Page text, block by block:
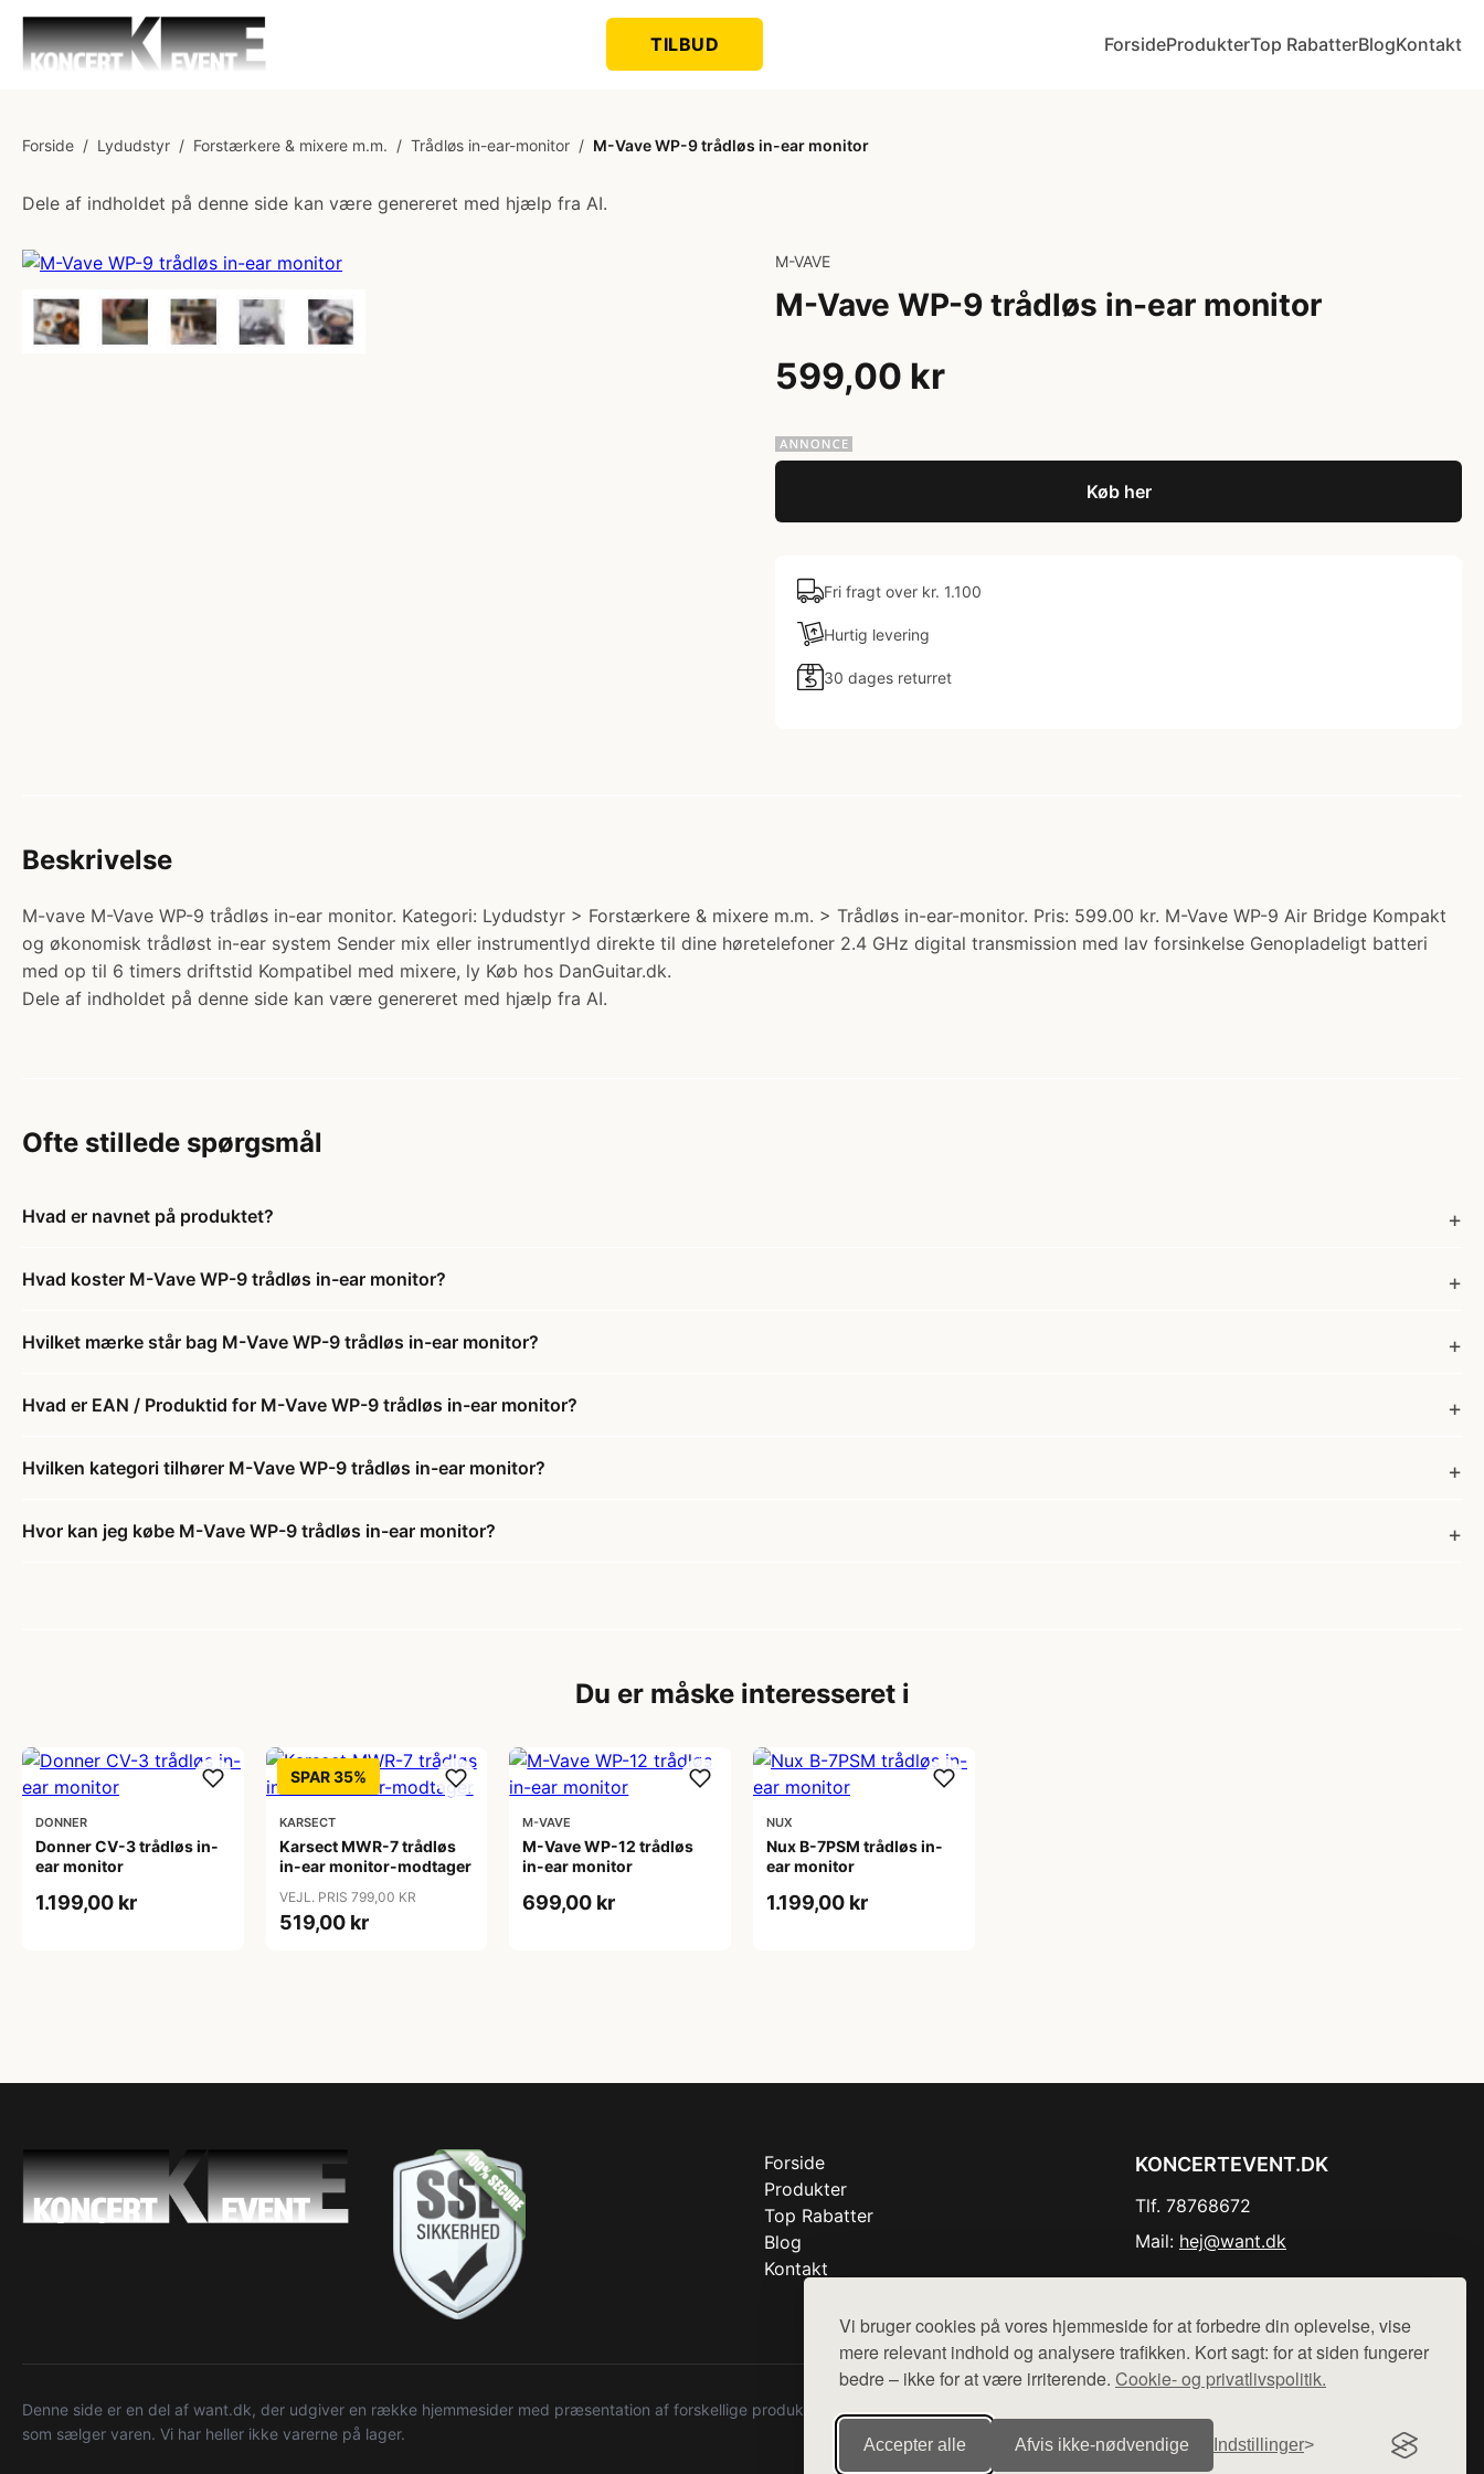
Vi bruger cookies på vores hjemmeside for at forbedre din oplevelse, vise
mere relevant indhold og analysere trafikken. Kort sagt: for at siden fungerer
bedre – ikke for at være irriterende. Cookie- og privatlivspolitik.
Accepter alle Afvis ikke‑nødvendige Indstillinger
TILBUD ForsideProdukterTop RabatterBlogKontakt
Forside / Lydudstyr / Forstærkere & mixere m.m. / Trådløs in-ear-monitor / M-Vave WP-9 trådløs in-ear monitor
Dele af indholdet på denne side kan være genereret med hjælp fra AI.
M-VAVE
M-Vave WP-9 trådløs in-ear monitor
599,00 kr
Køb her
Fri fragt over kr. 1.100
Hurtig levering
30 dages returret
Beskrivelse
M-vave M-Vave WP-9 trådløs in-ear monitor. Kategori: Lydudstyr > Forstærkere & mixere m.m. > Trådløs in-ear-monitor. Pris: 599.00 kr. M-Vave WP-9 Air Bridge Kompakt
og økonomisk trådløst in-ear system Sender mix eller instrumentlyd direkte til dine høretelefoner 2.4 GHz digital transmission med lav forsinkelse Genopladeligt batteri
med op til 6 timers driftstid Kompatibel med mixere, ly Køb hos DanGuitar.dk.
Dele af indholdet på denne side kan være genereret med hjælp fra AI.
Ofte stillede spørgsmål
Hvad er navnet på produktet?
Hvad koster M-Vave WP-9 trådløs in-ear monitor?
Hvilket mærke står bag M-Vave WP-9 trådløs in-ear monitor?
Hvad er EAN / Produktid for M-Vave WP-9 trådløs in-ear monitor?
Hvilken kategori tilhører M-Vave WP-9 trådløs in-ear monitor?
Hvor kan jeg købe M-Vave WP-9 trådløs in-ear monitor?
Du er måske interesseret i
DONNER
Donner CV-3 trådløs in-
ear monitor
1.199,00 kr
SPAR 35%
KARSECT
Karsect MWR-7 trådløs
in-ear monitor-modtager
VEJL. PRIS 799,00 KR
519,00 kr
M-VAVE
M-Vave WP-12 trådløs
in-ear monitor
699,00 kr
NUX
Nux B-7PSM trådløs in-
ear monitor
1.199,00 kr
Forside
Produkter
Top Rabatter
Blog
Kontakt
KONCERTEVENT.DK
Tlf. 78768672
Mail: hej@want.dk
Denne side er en del af want.dk, der udgiver en række hjemmesider med præsentation af forskellige produkter fra diverse webshops. Der sælges ikke varer fra denne side - vi henviser til de shops,
som sælger varen. Vi har heller ikke varerne på lager.